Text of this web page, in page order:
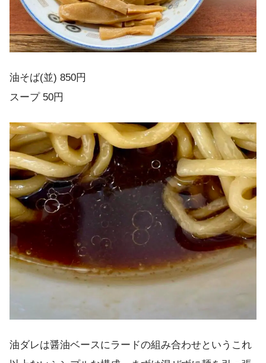
油そば(並) 850円
スープ 50円
油ダレは醤油ベースにラードの組み合わせというこれ